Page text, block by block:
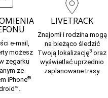
e-mail,
możesz
zegarku
ze
iPhone®
LIVETRACK
Znajomi i rodzina mogą
na bieżąco śledzić
Twoją lokalizację3 oraz
wyświetlać uprzednio
zaplanowane trasy.